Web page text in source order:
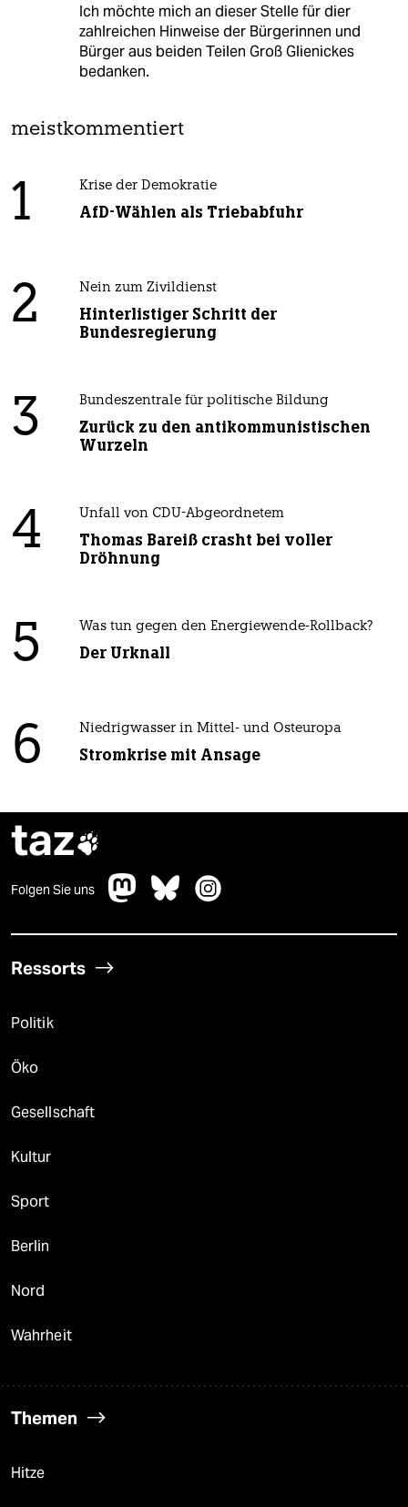
Ich möchte mich an dieser Stelle für dier
zahlreichen Hinweise der Bürgerinnen und
Bürger aus beiden Teilen Groß Glienickes
bedanken.
meistkommentiert
1 Krise der Demokratie
AfD-Wählen als Triebabfuhr
2 Nein zum Zivildienst
Hinterlistiger Schritt der
Bundesregierung
3 Bundeszentrale für politische Bildung
Zurück zu den antikommunistischen
Wurzeln
4 Unfall von CDU-Abgeordnetem
Thomas Bareiß crasht bei voller
Dröhnung
5 Was tun gegen den Energiewende-Rollback?
Der Urknall
6 Niedrigwasser in Mittel- und Osteuropa
Stromkrise mit Ansage
taz
Folgen Sie uns
Ressorts
Politik
Öko
Gesellschaft
Kultur
Sport
Berlin
Nord
Wahrheit
Themen
Hitze